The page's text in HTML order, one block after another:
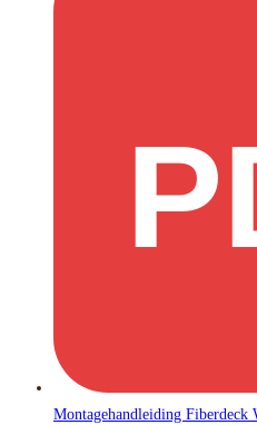
Montagehandleiding